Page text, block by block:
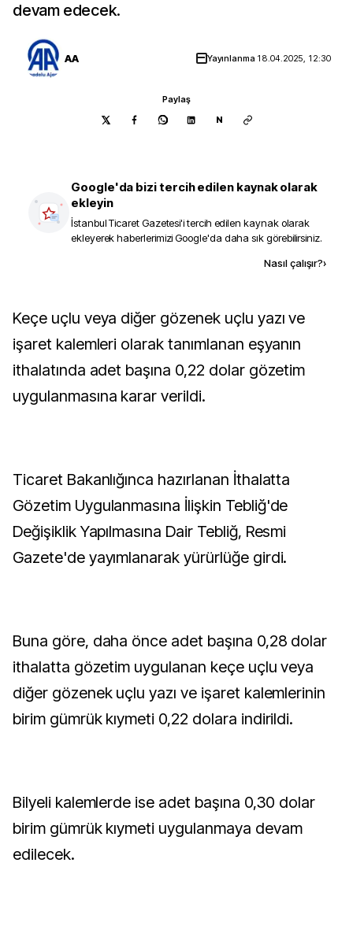
devam edecek.
AA Yayınlanma 18.04.2025, 12:30
Paylaş
N
Google'da bizi tercih edilen kaynak olarak
ekleyin
İstanbul Ticaret Gazetesi'i tercih edilen kaynak olarak
ekleyerek haberlerimizi Google'da daha sık görebilirsiniz.
Nasıl çalışır?›
Keçe uçlu veya diğer gözenek uçlu yazı ve
işaret kalemleri olarak tanımlanan eşyanın
ithalatında adet başına 0,22 dolar gözetim
uygulanmasına karar verildi.
Ticaret Bakanlığınca hazırlanan İthalatta
Gözetim Uygulanmasına İlişkin Tebliğ'de
Değişiklik Yapılmasına Dair Tebliğ, Resmi
Gazete'de yayımlanarak yürürlüğe girdi.
Buna göre, daha önce adet başına 0,28 dolar
ithalatta gözetim uygulanan keçe uçlu veya
diğer gözenek uçlu yazı ve işaret kalemlerinin
birim gümrük kıymeti 0,22 dolara indirildi.
Bilyeli kalemlerde ise adet başına 0,30 dolar
birim gümrük kıymeti uygulanmaya devam
edilecek.